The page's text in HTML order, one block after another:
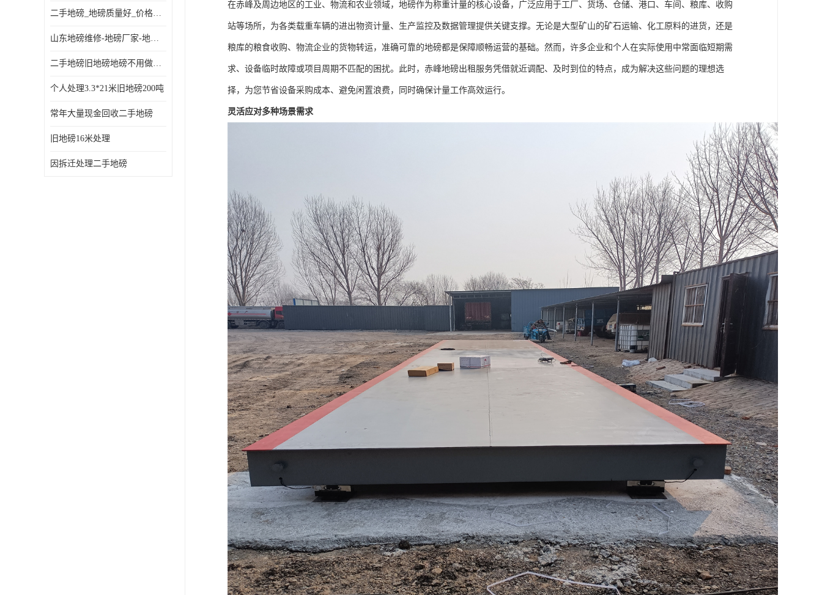
二手地磅_地磅质量好_价格便宜这里找【地磅行家】
山东地磅维修-地磅厂家-地磅价格-二手地磅
二手地磅旧地磅地磅不用做地基
个人处理3.3*21米旧地磅200吨
常年大量现金回收二手地磅
旧地磅16米处理
因拆迁处理二手地磅
在赤峰及周边地区的工业、物流和农业领域，地磅作为称重计量的核心设备，广泛应用于工厂、货场、仓储、港口、车间、粮库、收购
站等场所，为各类载重车辆的进出物资计量、生产监控及数据管理提供关键支撑。无论是大型矿山的矿石运输、化工原料的进货，还是
粮库的粮食收购、物流企业的货物转运，准确可靠的地磅都是保障顺畅运营的基础。然而，许多企业和个人在实际使用中常面临短期需
求、设备临时故障或项目周期不匹配的困扰。此时，赤峰地磅出租服务凭借就近调配、及时到位的特点，成为解决这些问题的理想选
择，为您节省设备采购成本、避免闲置浪费，同时确保计量工作高效运行。
灵活应对多种场景需求